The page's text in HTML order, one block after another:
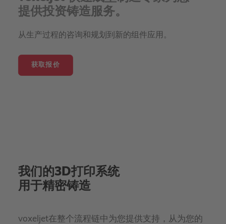
提供投资铸造服务。
从生产过程的咨询和规划到新的组件应用。
获取报价
我们的3D打印系统
用于精密铸造
voxeljet在整个流程链中为您提供支持，从为您的